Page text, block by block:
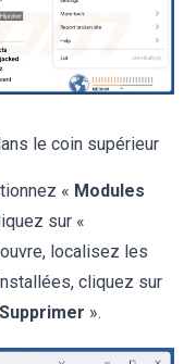
le coin supérieur
« Modules
sur «
localisez les
cliquez sur
Supprimer ».